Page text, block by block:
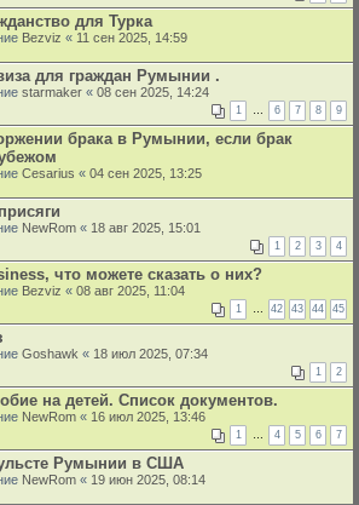
для Турка
Bezviz « 11 сен 2025, 14:59
для граждан Румынии .
starmaker « 08 сен 2025, 14:24
1 … 6 7 8 9
брака в Румынии, если брак
Cesarius « 04 сен 2025, 13:25
NewRom « 18 авг 2025, 15:01
1 2 3 4
что можете сказать о них?
Bezviz « 08 авг 2025, 11:04
1 … 42 43 44 45
Goshawk « 18 июл 2025, 07:34
1 2
на детей. Список документов.
NewRom « 16 июл 2025, 13:46
1 … 4 5 6 7
Румынии в США
NewRom « 19 июн 2025, 08:14